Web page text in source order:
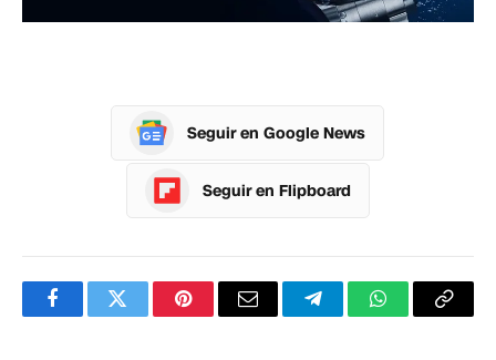
Seguir en Google News
Seguir en Flipboard
FacebookTwitterPinterestCorreoTelegramWhatsApp